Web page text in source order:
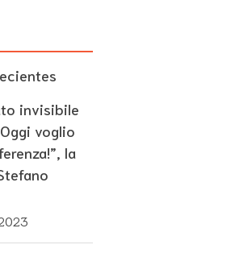
invisibile
voglio
la